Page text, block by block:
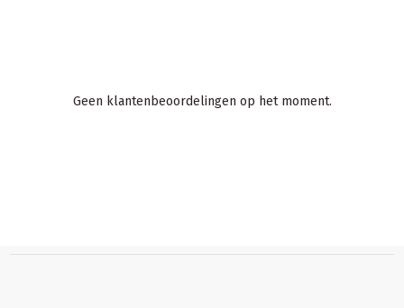
Geen klantenbeoordelingen op het moment.